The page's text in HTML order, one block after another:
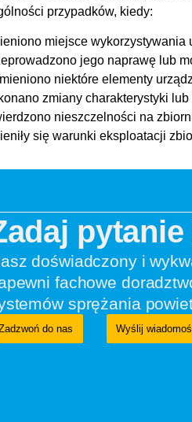
przypadków, kiedy:
miejsce wykorzystywania
jego naprawę lub
niektóre elementy
zmiany charakterystyki
nieszczelności na
się warunki eksploatacji
doświadczony i
fachowe
sprężania
do nas Wyślij